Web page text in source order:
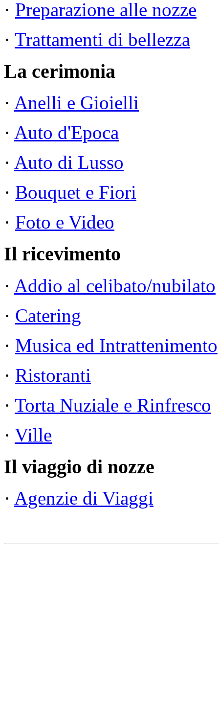
· Preparazione alle nozze
· Trattamenti di bellezza
La cerimonia
· Anelli e Gioielli
· Auto d'Epoca
· Auto di Lusso
· Bouquet e Fiori
· Foto e Video
Il ricevimento
· Addio al celibato/nubilato
· Catering
· Musica ed Intrattenimento
· Ristoranti
· Torta Nuziale e Rinfresco
· Ville
Il viaggio di nozze
· Agenzie di Viaggi